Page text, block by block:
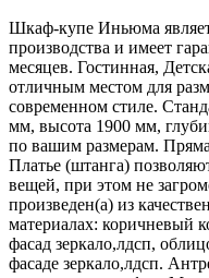
Шкаф-купе Иньюма
производства и имеет
месяцев. Гостинная,
отличным местом для
современном стиле.
мм, высота 1900 мм,
по вашим размерам.
Платье (штанга)
вещей, при этом не
произведен(а) из
материалах:
фасад зеркало,лдсп,
фасаде зеркало,лдсп.